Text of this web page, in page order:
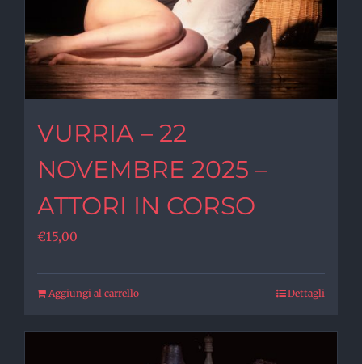
VURRIA – 22
NOVEMBRE 2025 –
ATTORI IN CORSO
€15,00
Aggiungi al carrello Dettagli